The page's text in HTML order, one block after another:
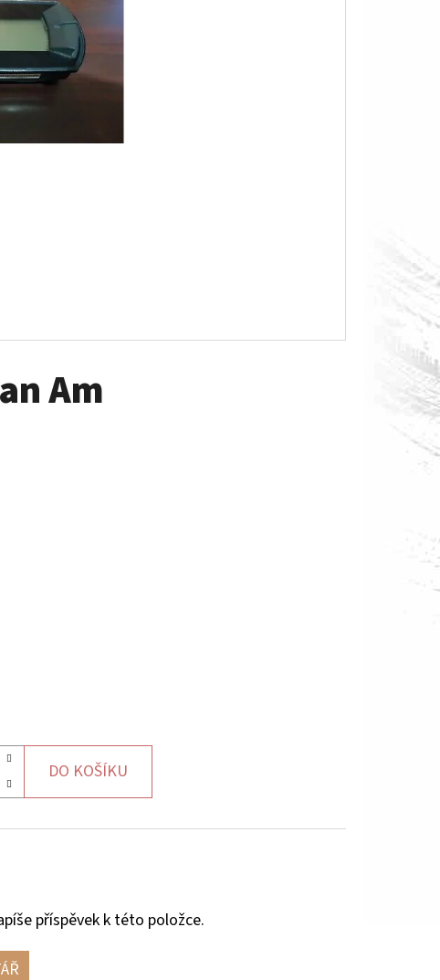
Am
DO KOŠÍKU
příspěvek k této položce.
S MĚŘÁKEM PALIVA CAN-